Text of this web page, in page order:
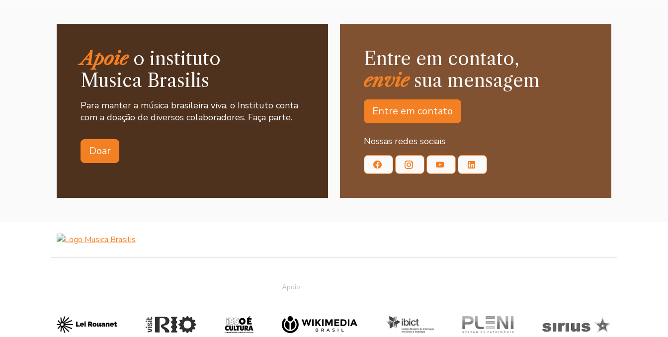
Apoieo instituto
Musica Brasilis
Para manter a música brasileira viva, o Instituto conta
com a doação de diversos colaboradores. Faça parte.
Doar
Entre em contato,
enviesua mensagem
Entre em contato
Nossas redes sociais
Apoio